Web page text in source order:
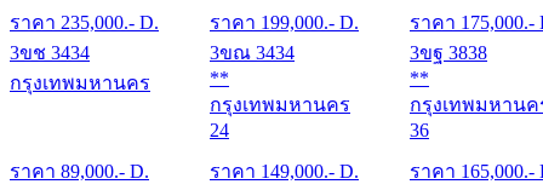
ราคา 235,000.- D.
ราคา 199,000.- D.
ราคา 175,000.-
3ขช 3434
กรุงเทพมหานคร
ราคา 89,000.- D.
3ขณ 3434
**
กรุงเทพมหานคร
24
ราคา 149,000.- D.
3ขฐ 3838
**
กรุงเทพมหานค
36
ราคา 165,000.-